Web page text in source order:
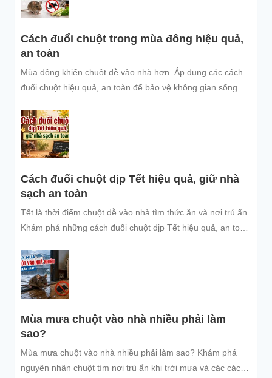
Cách đuổi chuột trong mùa đông hiệu quả,
an toàn
Mùa đông khiến chuột dễ vào nhà hơn. Áp dụng các cách
đuổi chuột hiệu quả, an toàn để bảo vệ không gian sống
Cách đuổi chuột dịp Tết hiệu quả, giữ nhà
sạch an toàn
Tết là thời điểm chuột dễ vào nhà tìm thức ăn và nơi trú ẩn.
Khám phá những cách đuổi chuột dịp Tết hiệu quả, an toàn
đình và đón năm mới an tâm.
Mùa mưa chuột vào nhà nhiều phải làm
sao?
Mùa mưa chuột vào nhà nhiều phải làm sao? Khám phá
nguyên nhân chuột tìm nơi trú ẩn khi trời mưa và các cách